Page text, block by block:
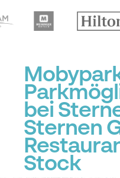
bei
Sternen
Stock